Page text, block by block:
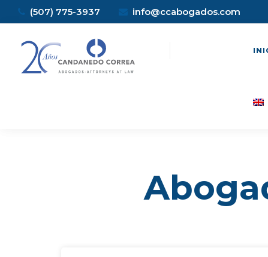
(507) 775-3937 info@ccabogados.com